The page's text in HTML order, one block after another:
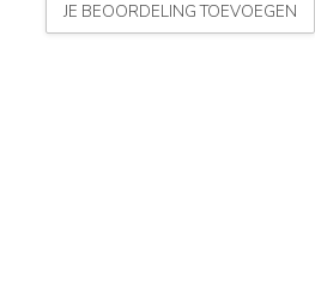
JE BEOORDELING TOEVOEGEN